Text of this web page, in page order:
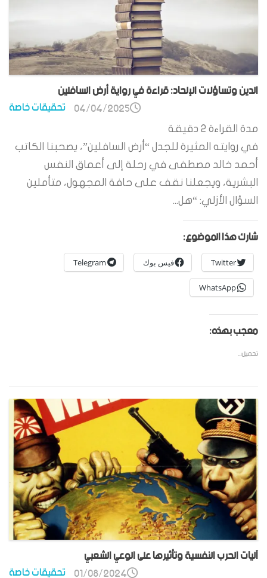
الدين وتساؤلات الإلحاد: قراءة في رواية أرض السافلين
تحقيقات خاصة 04/04/2025
مدة القراءة 2 دقيقة
في روايته المثيرة للجدل “أرض السافلين”، يصحبنا الكاتب
أحمد خالد مصطفى في رحلة إلى أعماق النفس
البشرية، ويجعلنا نقف على حافة المجهول، متأملين
السؤال الأزلي: “هل...
شارك هذا الموضوع:
Twitter فيس بوك Telegram
WhatsApp
معجب بهذه:
تحميل...
آليات الحرب النفسية وتأثيرها على الوعي الشعبي
تحقيقات خاصة